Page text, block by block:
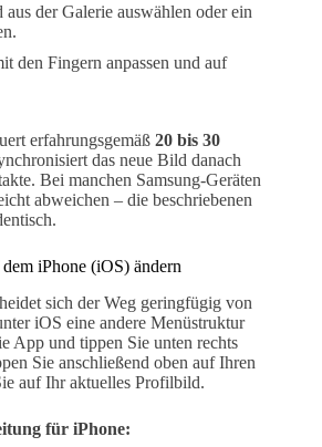
der Galerie auswählen oder ein
den Fingern anpassen und auf
erfahrungsgemäß 20 bis 30
das neue Bild danach
Bei manchen Samsung-Geräten
abweichen – die beschriebenen
iPhone (iOS) ändern
sich der Weg geringfügig von
iOS eine andere Menüstruktur
App und tippen Sie unten rechts
Sie anschließend oben auf Ihren
auf Ihr aktuelles Profilbild.
für iPhone: